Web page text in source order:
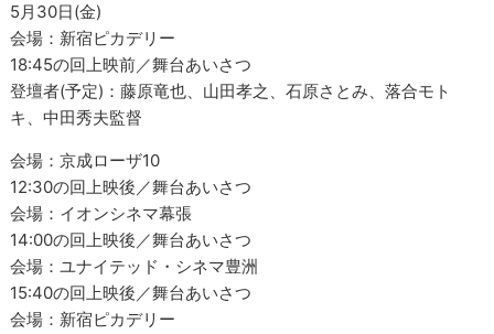
5月30日(金)
会場：新宿ピカデリー
18:45の回上映前／舞台あいさつ
登壇者(予定)：藤原竜也、山田孝之、石原さとみ、落合モト
キ、中田秀夫監督
会場：京成ローザ10
12:30の回上映後／舞台あいさつ
会場：イオンシネマ幕張
14:00の回上映後／舞台あいさつ
会場：ユナイテッド・シネマ豊洲
15:40の回上映後／舞台あいさつ
会場：新宿ピカデリー